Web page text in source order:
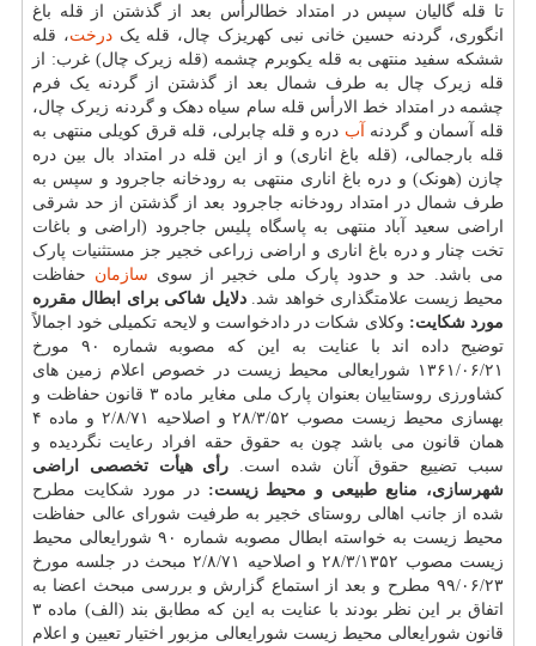
تا قله گالیان سپس در امتداد خطالرأس بعد از گذشتن از قله باغ
انگوری، گردنه حسین خانی نبی کهریزک چال، قله یکدرخت، قله
ششکه سفید منتهی به قله یکوبرم چشمه (قله زیرک چال) غرب: از
قله زیرک چال به طرف شمال بعد از گذشتن از گردنه یک فرم
چشمه در امتداد خط الارأس قله سام سیاه دهک و گردنه زیرک چال،
قله آسمان و گردنه آب دره و قله چابرلی، قله قرق کویلی منتهی به
قله بارجمالی، (قله باغ اناری) و از این قله در امتداد بال بین دره
چازن (هونک) و دره باغ اناری منتهی به رودخانه جاجرود و سپس به
طرف شمال در امتداد رودخانه جاجرود بعد از گذشتن از حد شرقی
اراضی سعید آباد منتهی به پاسگاه پلیس جاجرود (اراضی و باغات
تخت چنار و دره باغ اناری و اراضی زراعی خجیر جز مستثنیات پارک
می باشد. حد و حدود پارک ملی خجیر از سوی سازمان حفاظت
محیط زیست علامتگذاری خواهد شد.دلایل شاکی برای ابطال مقرره
مورد شکایت: وکلای شکات در دادخواست و لایحه تکمیلی خود اجمالاً
توضیح داده اند با عنایت به این که مصوبه شماره ۹۰ مورخ
۲۱/‏۰۶/‏۱۳۶۱‬ شورایعالی محیط زیست در خصوص اعلام زمین های
کشاورزی روستاییان بعنوان پارک ملی مغایر ماده ۳ قانون حفاظت و
بهسازی محیط زیست مصوب ۲۸/۳/۵۲ و اصلاحیه ۲/۸/۷۱ و ماده ۴
همان قانون می باشد چون به حقوق حقه افراد رعایت نگردیده و
سبب تضییع حقوق آنان شده است. رأی هیأت تخصصی اراضی
شهرسازی، منابع طبیعی و محیط زیست:در مورد شکایت مطرح
شده از جانب اهالی روستای خجیر به طرفیت شورای عالی حفاظت
محیط زیست به خواسته ابطال مصوبه شماره ۹۰ شورایعالی محیط
زیست مصوب ۲۸/۳/۱۳۵۲ و اصلاحیه ۲/۸/۷۱ مبحث در جلسه مورخ
۲۳/‏۰۶/‏۹۹‬ مطرح و بعد از استماع گزارش و بررسی مبحث اعضا به
اتفاق بر این نظر بودند با عنایت به این که مطابق بند (الف) ماده ۳
قانون شورایعالی محیط زیست شورایعالی مزبور اختیار تعیین و اعلام